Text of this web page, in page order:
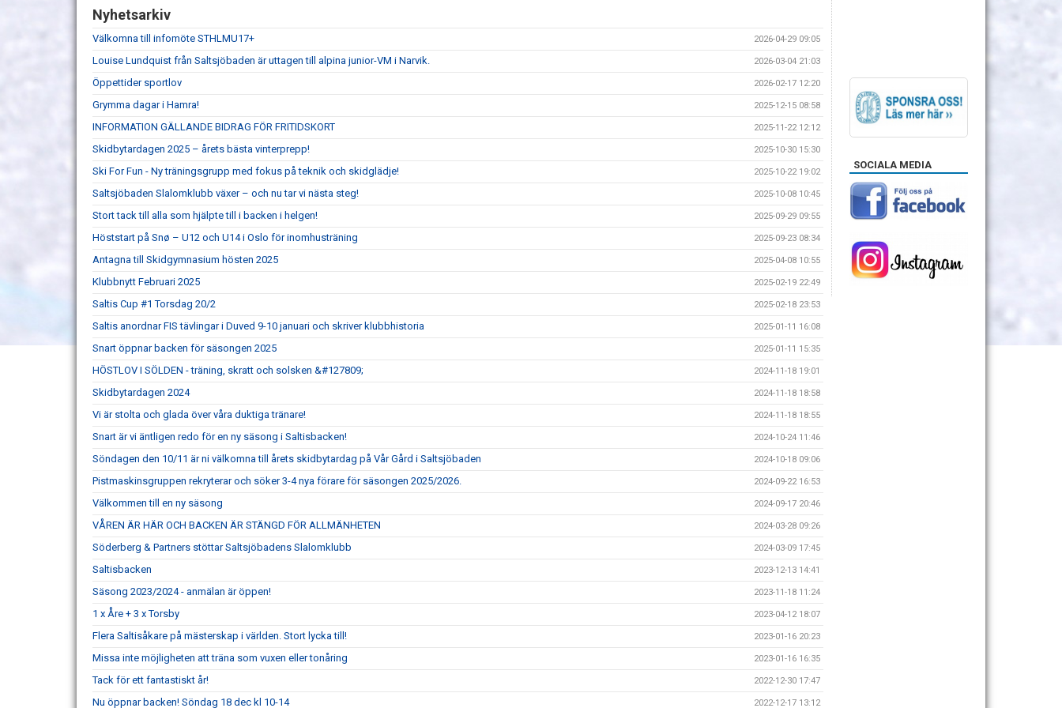
Nyhetsarkiv
Välkomna till infomöte STHLMU17+ 2026-04-29 09:05
Louise Lundquist från Saltsjöbaden är uttagen till alpina junior-VM i Narvik. 2026-03-04 21:03
Öppettider sportlov 2026-02-17 12:20
Grymma dagar i Hamra! 2025-12-15 08:58
INFORMATION GÄLLANDE BIDRAG FÖR FRITIDSKORT 2025-11-22 12:12
Skidbytardagen 2025 – årets bästa vinterprepp! 2025-10-30 15:30
Ski For Fun - Ny träningsgrupp med fokus på teknik och skidglädje! 2025-10-22 19:02
Saltsjöbaden Slalomklubb växer – och nu tar vi nästa steg! 2025-10-08 10:45
Stort tack till alla som hjälpte till i backen i helgen! 2025-09-29 09:55
Höststart på Snø – U12 och U14 i Oslo för inomhusträning 2025-09-23 08:34
Antagna till Skidgymnasium hösten 2025 2025-04-08 10:55
Klubbnytt Februari 2025 2025-02-19 22:49
Saltis Cup #1 Torsdag 20/2 2025-02-18 23:53
Saltis anordnar FIS tävlingar i Duved 9-10 januari och skriver klubbhistoria 2025-01-11 16:08
Snart öppnar backen för säsongen 2025 2025-01-11 15:35
HÖSTLOV I SÖLDEN - träning, skratt och solsken &#127809; 2024-11-18 19:01
Skidbytardagen 2024 2024-11-18 18:58
Vi är stolta och glada över våra duktiga tränare! 2024-11-18 18:55
Snart är vi äntligen redo för en ny säsong i Saltisbacken! 2024-10-24 11:46
Söndagen den 10/11 är ni välkomna till årets skidbytardag på Vår Gård i Saltsjöbaden 2024-10-18 09:06
Pistmaskinsgruppen rekryterar och söker 3-4 nya förare för säsongen 2025/2026. 2024-09-22 16:53
Välkommen till en ny säsong 2024-09-17 20:46
VÅREN ÄR HÄR OCH BACKEN ÄR STÄNGD FÖR ALLMÄNHETEN 2024-03-28 09:26
Söderberg & Partners stöttar Saltsjöbadens Slalomklubb 2024-03-09 17:45
Saltisbacken 2023-12-13 14:41
Säsong 2023/2024 - anmälan är öppen! 2023-11-18 11:24
1 x Åre + 3 x Torsby 2023-04-12 18:07
Flera Saltisåkare på mästerskap i världen. Stort lycka till! 2023-01-16 20:23
Missa inte möjligheten att träna som vuxen eller tonåring 2023-01-16 16:35
Tack för ett fantastiskt år! 2022-12-30 17:47
Nu öppnar backen! Söndag 18 dec kl 10-14 2022-12-17 13:12
SOCIALA MEDIA